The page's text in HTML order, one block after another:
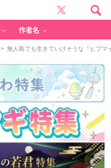
作者名
> 無人島でも生きていけそうな『ヒプマ